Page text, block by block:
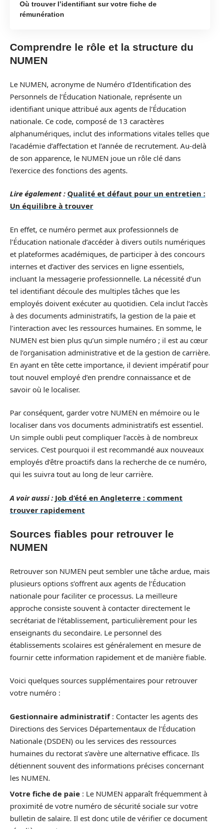
Où trouver l’identifiant sur votre fiche de
rémunération
Comprendre le rôle et la structure du
NUMEN
Le NUMEN, acronyme de Numéro d’Identification des
Personnels de l’Éducation Nationale, représente un
identifiant unique attribué aux agents de l’Éducation
nationale. Ce code, composé de 13 caractères
alphanumériques, inclut des informations vitales telles que
l’académie d’affectation et l’année de recrutement. Au-delà
de son apparence, le NUMEN joue un rôle clé dans
l’exercice des fonctions des agents.
Lire également : Qualité et défaut pour un entretien :
Un équilibre à trouver
En effet, ce numéro permet aux professionnels de
l’Éducation nationale d’accéder à divers outils numériques
et plateformes académiques, de participer à des concours
internes et d’activer des services en ligne essentiels,
incluant la messagerie professionnelle. La nécessité d’un
tel identifiant découle des multiples tâches que les
employés doivent exécuter au quotidien. Cela inclut l’accès
à des documents administratifs, la gestion de la paie et
l’interaction avec les ressources humaines. En somme, le
NUMEN est bien plus qu’un simple numéro ; il est au cœur
de l’organisation administrative et de la gestion de carrière.
En ayant en tête cette importance, il devient impératif pour
tout nouvel employé d’en prendre connaissance et de
savoir où le localiser.
Par conséquent, garder votre NUMEN en mémoire ou le
localiser dans vos documents administratifs est essentiel.
Un simple oubli peut compliquer l’accès à de nombreux
services. C’est pourquoi il est recommandé aux nouveaux
employés d’être proactifs dans la recherche de ce numéro,
qui les suivra tout au long de leur carrière.
A voir aussi : Job d’été en Angleterre : comment
trouver rapidement
Sources fiables pour retrouver le
NUMEN
Retrouver son NUMEN peut sembler une tâche ardue, mais
plusieurs options s’offrent aux agents de l’Éducation
nationale pour faciliter ce processus. La meilleure
approche consiste souvent à contacter directement le
secrétariat de l’établissement, particulièrement pour les
enseignants du secondaire. Le personnel des
établissements scolaires est généralement en mesure de
fournir cette information rapidement et de manière fiable.
Voici quelques sources supplémentaires pour retrouver
votre numéro :
Gestionnaire administratif: Contacter les agents des
Directions des Services Départementaux de l’Éducation
Nationale (DSDEN) ou les services des ressources
humaines du rectorat s’avère une alternative efficace. Ils
détiennent souvent des informations précises concernant
les NUMEN.
Votre fiche de paie : Le NUMEN apparaît fréquemment à
proximité de votre numéro de sécurité sociale sur votre
bulletin de salaire. Il est donc utile de vérifier ce document